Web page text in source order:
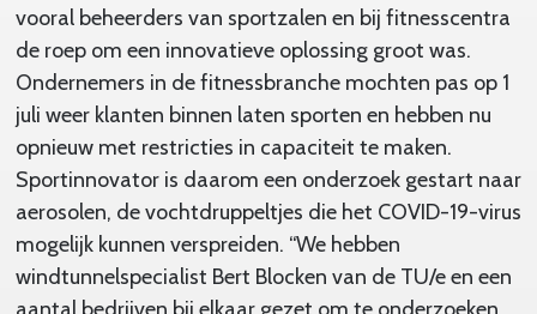
vooral beheerders van sportzalen en bij fitnesscentra
de roep om een innovatieve oplossing groot was.
Ondernemers in de fitnessbranche mochten pas op 1
juli weer klanten binnen laten sporten en hebben nu
opnieuw met restricties in capaciteit te maken.
Sportinnovator is daarom een onderzoek gestart naar
aerosolen, de vochtdruppeltjes die het COVID-19-virus
mogelijk kunnen verspreiden. “We hebben
windtunnelspecialist Bert Blocken van de TU/e en een